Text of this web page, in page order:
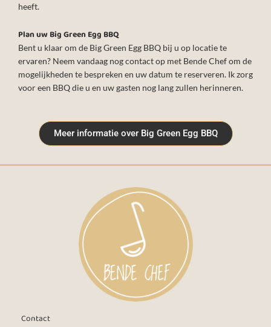
heeft.
Plan uw Big Green Egg BBQ
Bent u klaar om de Big Green Egg BBQ bij u op locatie te
ervaren? Neem vandaag nog contact op met Bende Chef om de
mogelijkheden te bespreken en uw datum te reserveren. Ik zorg
voor een BBQ die u en uw gasten nog lang zullen herinneren.
Meer informatie over Big Green Egg BBQ
Contact